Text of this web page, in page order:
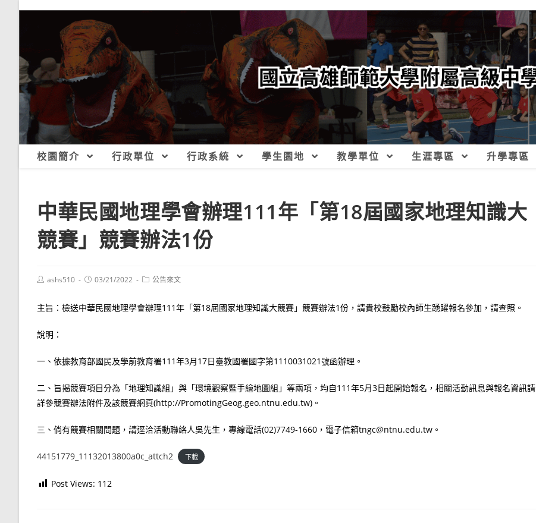
校園簡介 行政單位 行政系統 學生園地 教學單位 生涯專區 升學專區
中華民國地理學會辦理111年「第18屆國家地理知識大
競賽」競賽辦法1份
Postashs510
Post03/21/2022
Post公告來文
主旨：檢送中華民國地理學會辦理111年「第18屆國家地理知識大競賽」競賽辦法1份，請貴校鼓勵校內師生踴躍報名參加，請查照。
說明：
一、依據教育部國民及學前教育署111年3月17日臺教國署國字第1110031021號函辦理。
二、旨揭競賽項目分為「地理知識組」與「環境觀察暨手繪地圖組」等兩項，均自111年5月3日起開始報名，相關活動訊息與報名資訊請
詳參競賽辦法附件及該競賽網頁(http://PromotingGeog.geo.ntnu.edu.tw)。
三、倘有競賽相關問題，請逕洽活動聯絡人吳先生，專線電話(02)7749-1660，電子信箱tngc@ntnu.edu.tw。
44151779_11132013800a0c_attch2 下載
Post Views: 112